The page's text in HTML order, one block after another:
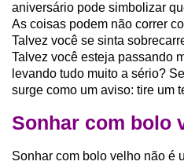
aniversário pode simbolizar
As coisas podem não correr
Talvez você se sinta
Talvez você esteja passando
levando tudo muito a sério?
surge como um aviso: tire um
Sonhar com bolo
Sonhar com bolo velho não é